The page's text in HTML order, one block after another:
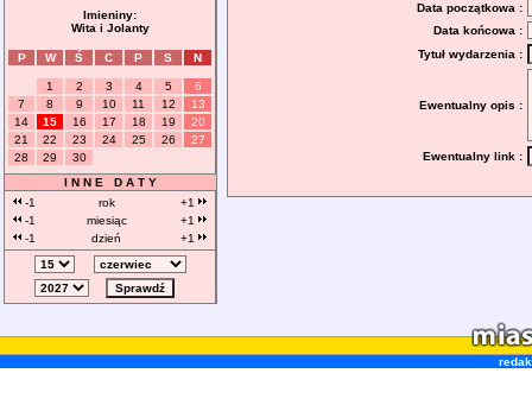
Imieniny:
Wita i Jolanty
P W Ś C P S N
1 2 3 4 5
6
7
8 9 10 11 12
13
14
15 16 17 18 19
20
21
22 23 24 25 26
27
28
29
30
I N N E D A T Y
-1
rok
+1
-1
miesiąc
+1
-1
dzień +1
Data początkowa :
Data końcowa :
Tytuł wydarzenia :
Ewentualny opis :
Ewentualny link :